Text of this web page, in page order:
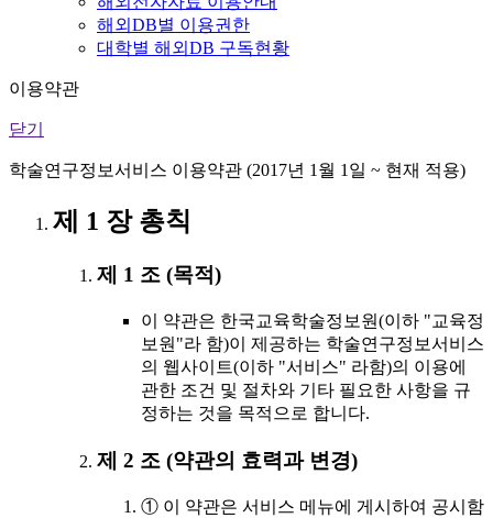
해외DB별 이용권한
대학별 해외DB 구독현황
이용약관
닫기
학술연구정보서비스 이용약관 (2017년 1월 1일 ~ 현재 적용)
제 1 장 총칙
제 1 조 (목적)
이 약관은 한국교육학술정보원(이하 "교육정
보원"라 함)이 제공하는 학술연구정보서비스
의 웹사이트(이하 "서비스" 라함)의 이용에
관한 조건 및 절차와 기타 필요한 사항을 규
정하는 것을 목적으로 합니다.
제 2 조 (약관의 효력과 변경)
① 이 약관은 서비스 메뉴에 게시하여 공시함